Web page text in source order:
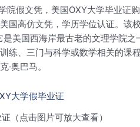
院假文凭，美国OXY大学毕业证
高仿文凭，学历学位认证。该
美国西海岸最古老的文理学院
、三门与科学或数学相关的课
奥巴马。
（点击图片可放大查看）